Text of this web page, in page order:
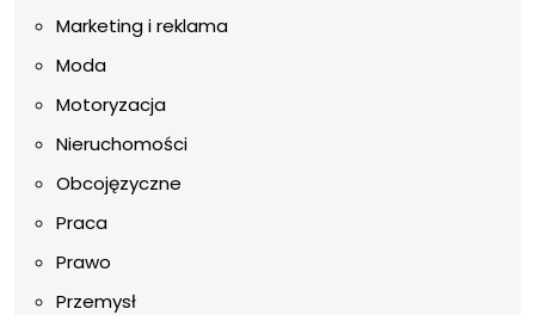
Marketing i reklama
Moda
Motoryzacja
Nieruchomości
Obcojęzyczne
Praca
Prawo
Przemysł